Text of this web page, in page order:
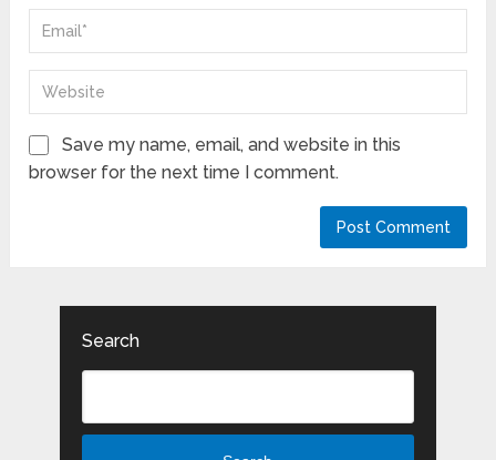
Save my name, email, and website in this
browser for the next time I comment.
Search